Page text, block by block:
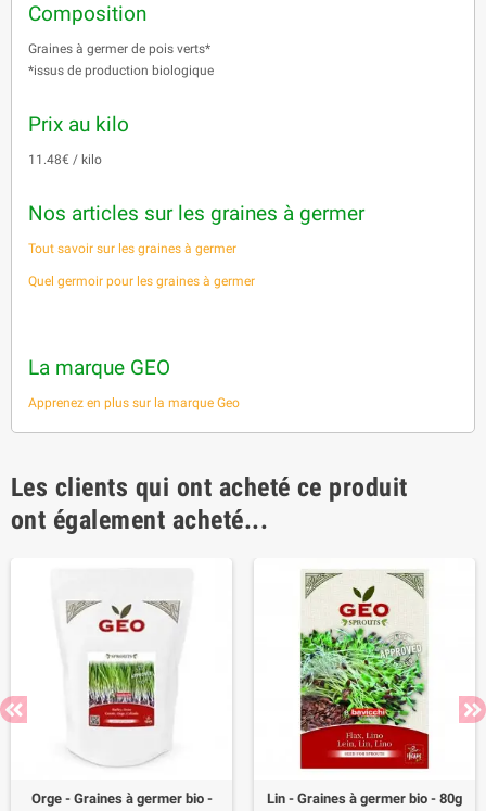
Composition
Graines à germer de pois verts*
*issus de production biologique
Prix au kilo
11.48€ / kilo
Nos articles sur les graines à germer
Tout savoir sur les graines à germer
Quel germoir pour les graines à germer
La marque GEO
Apprenez en plus sur la marque Geo
Les clients qui ont acheté ce produit
ont également acheté...
Orge - Graines à germer bio -
Lin - Graines à germer bio - 80g